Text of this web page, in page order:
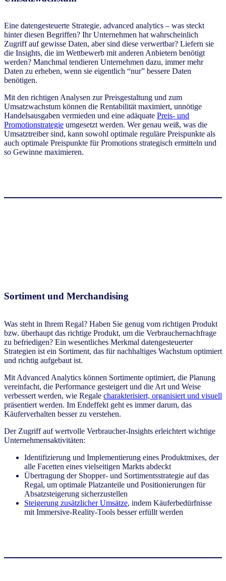
Eine datengesteuerte Strategie, advanced analytics – was steckt
hinter diesen Begriffen? Ihr Unternehmen hat wahrscheinlich
Zugriff auf gewisse Daten, aber sind diese verwertbar? Liefern sie
die Insights, die im Wettbewerb mit anderen Anbietern benötigt
werden? Manchmal tendieren Unternehmen dazu, immer mehr
Daten zu erheben, wenn sie eigentlich “nur” bessere Daten
benötigen.
Mit den richtigen Analysen zur Preisgestaltung und zum
Umsatzwachstum können die Rentabilität maximiert, unnötige
Handelsausgaben vermieden und eine adäquate Preis- und
Promotionstrategie umgesetzt werden. Wer genau weiß, was die
Umsatztreiber sind, kann sowohl optimale reguläre Preispunkte als
auch optimale Preispunkte für Promotions strategisch ermitteln und
so Gewinne maximieren.
Sortiment und Merchandising
Was steht in Ihrem Regal? Haben Sie genug vom richtigen Produkt
bzw. überhaupt das richtige Produkt, um die Verbrauchernachfrage
zu befriedigen? Ein wesentliches Merkmal datengesteuerter
Strategien ist ein Sortiment, das für nachhaltiges Wachstum optimiert
und richtig aufgebaut ist.
Mit Advanced Analytics können Sortimente optimiert, die Planung
vereinfacht, die Performance gesteigert und die Art und Weise
verbessert werden, wie Regale charakterisiert, organisiert und visuell
präsentiert werden. Im Endeffekt geht es immer darum, das
Käuferverhalten besser zu verstehen.
Der Zugriff auf wertvolle Verbraucher-Insights erleichtert wichtige
Unternehmensaktivitäten:
Identifizierung und Implementierung eines Produktmixes, der
alle Facetten eines vielseitigen Markts abdeckt
Übertragung der Shopper- und Sortimentsstrategie auf das
Regal, um optimale Platzanteile und Positionierungen für
Absatzsteigerung sicherzustellen
Steigerung zusätzlicher Umsätze, indem Käuferbedürfnisse
mit Immersive-Reality-Tools besser erfüllt werden